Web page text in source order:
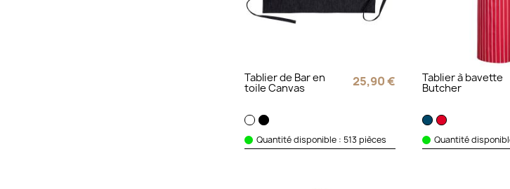
Tablier de Bar en
toile Canvas 25,90 €
Quantité disponible : 513 pièces
Tablier à bavette
Butcher
Quantité